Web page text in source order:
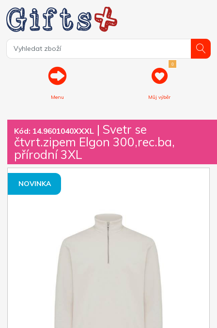
Menu
0
Můj výběr
Kód: 14.9601040XXXL | Svetr se
čtvrt.zipem Elgon 300,rec.ba,
přírodní 3XL
NOVINKA